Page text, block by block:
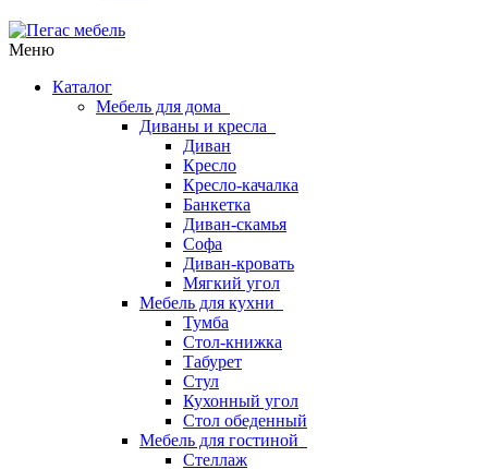
Меню
Каталог
Мебель для дома
Диваны и кресла
Диван
Кресло
Кресло-качалка
Банкетка
Диван-скамья
Софа
Диван-кровать
Мягкий угол
Мебель для кухни
Тумба
Стол-книжка
Табурет
Стул
Кухонный угол
Стол обеденный
Мебель для гостиной
Стеллаж